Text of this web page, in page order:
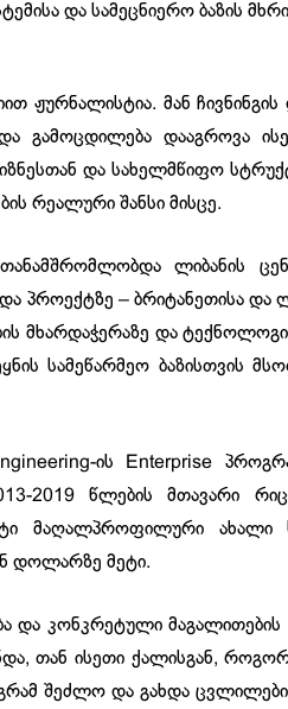
და სამეცნიერო ბაზის
ჟურნალისტია. მან
გამოცდილება დააგროვა
და სახელმწიფო
რეალური შანსი მისცე.
ლიბანის
პროექტზე – ბრიტანეთისა და
მხარდაჭერაზე და
სამეწარმეო ბაზისთვის
ის Enterprise
2019 წლების მთავარი
მაღალპროფილური ახალი
დოლარზე მეტი.
და კონკრეტული
თან ისეთი ქალისგან,
შეძლო და გახდა